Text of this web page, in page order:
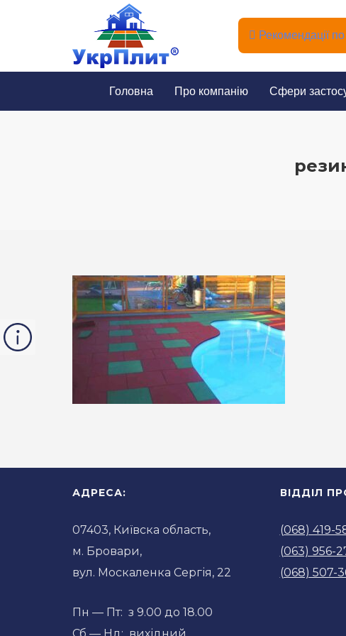
Рекомендації
Головна Про компанію Сфери
АДРЕСА:
07403, Київска область,
м. Бровари,
вул. Москаленка Сергія, 22
Пн — Пт: з 9.00 до 18.00
ВІДДІЛ
(068) 419-
(063) 956-
(068) 507-